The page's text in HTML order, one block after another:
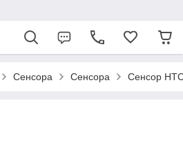
Сенсора Сенсора Сенсор